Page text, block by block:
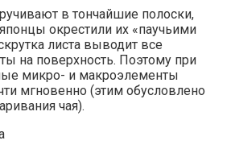
в тончайшие полоски,
окрестили их «паучьими
листа выводит все
на поверхность. Поэтому при
микро- и макроэлементы
мгновенно (этим обусловлено
чая).